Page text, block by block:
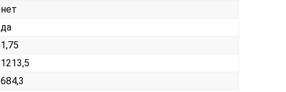
нет
да
1,75
1213,5
684,3